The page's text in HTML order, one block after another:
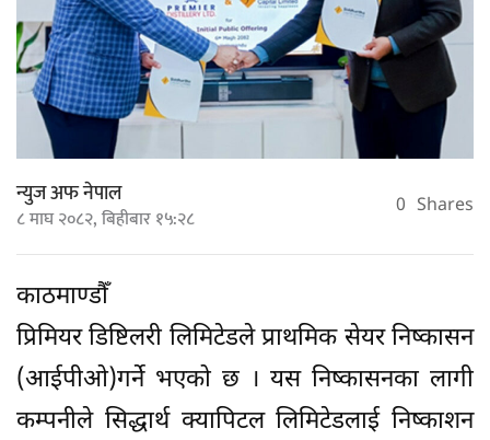
न्युज अफ नेपाल
८ माघ २०८२, बिहीबार १५:२८ 0 Shares
काठमाण्डौँ
प्रिमियर डिष्टिलरी लिमिटेडले प्राथमिक सेयर निष्कासन
(आईपीओ)गर्ने भएको छ । यस निष्कासनका लागी
कम्पनीले सिद्धार्थ क्यापिटल लिमिटेडलाई निष्काशन